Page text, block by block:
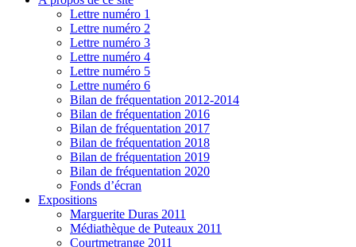
Lettre numéro 1
Lettre numéro 2
Lettre numéro 3
Lettre numéro 4
Lettre numéro 5
Lettre numéro 6
Bilan de fréquentation 2012-2014
Bilan de fréquentation 2016
Bilan de fréquentation 2017
Bilan de fréquentation 2018
Bilan de fréquentation 2019
Bilan de fréquentation 2020
Fonds d’écran
Expositions
Marguerite Duras 2011
Médiathèque de Puteaux 2011
Courtmetrange 2011